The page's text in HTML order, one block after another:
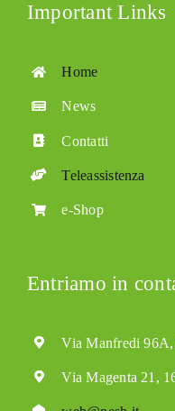
Important Links
Home
News
Contatti
Teleassistenza
e-Shop
Entriamo in
Via Manfredi 96A,
Via Magenta 21,